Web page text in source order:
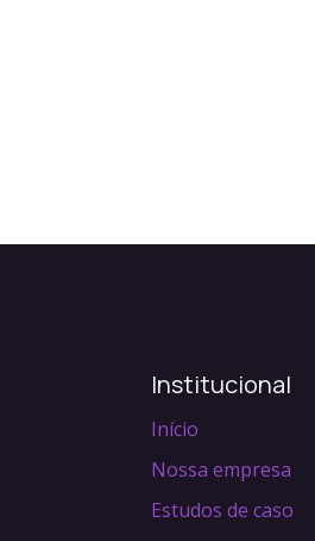
Institucional
Início
Nossa empresa
Estudos de caso